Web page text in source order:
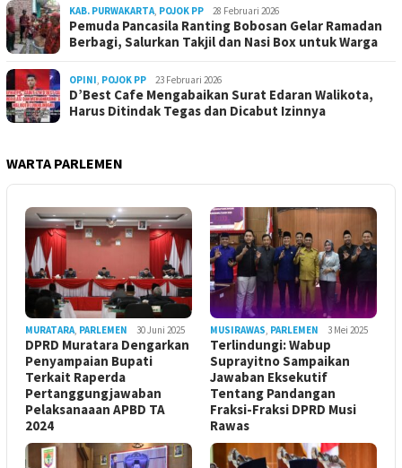
KAB. PURWAKARTA, POJOK PP 28 Februari 2026
Pemuda Pancasila Ranting Bobosan Gelar Ramadan
Berbagi, Salurkan Takjil dan Nasi Box untuk Warga
OPINI, POJOK PP 23 Februari 2026
D’Best Cafe Mengabaikan Surat Edaran Walikota,
Harus Ditindak Tegas dan Dicabut Izinnya
WARTA PARLEMEN
MURATARA, PARLEMEN 30 Juni 2025
DPRD Muratara Dengarkan
Penyampaian Bupati
Terkait Raperda
Pertanggungjawaban
Pelaksanaaan APBD TA
2024
MUSIRAWAS, PARLEMEN 3 Mei 2025
Terlindungi: Wabup
Suprayitno Sampaikan
Jawaban Eksekutif
Tentang Pandangan
Fraksi-Fraksi DPRD Musi
Rawas